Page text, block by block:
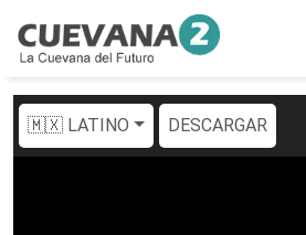
🇲🇽 LATINO DESCARGAR